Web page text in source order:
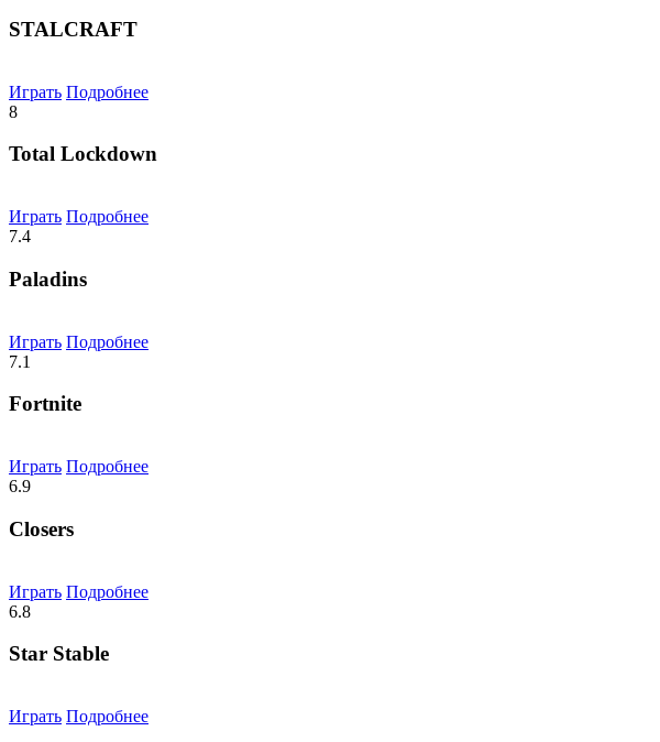
STALCRAFT
Играть Подробнее
8
Total Lockdown
Играть Подробнее
7.4
Paladins
Играть Подробнее
7.1
Fortnite
Играть Подробнее
6.9
Closers
Играть Подробнее
6.8
Star Stable
Играть Подробнее